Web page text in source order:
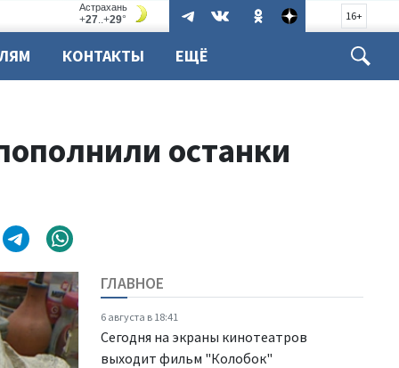
16+
КОНТАКТЫ ЕЩЁ
останки
ГЛАВНОЕ
6 августа в 18:41
Сегодня на экраны кинотеатров
выходит фильм "Колобок"